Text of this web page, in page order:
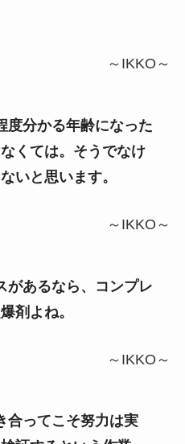
～IKKO～
度分かる年齢になった
くては。そうでなけ
いと思います。
～IKKO～
があるなら、コンプレ
剤よね。
～IKKO～
合ってこそ努力は実